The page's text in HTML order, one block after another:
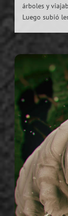
árboles y
Luego subió